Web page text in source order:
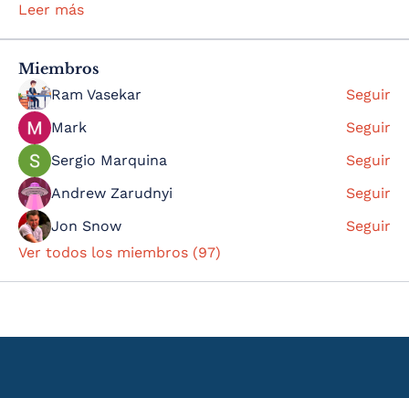
Leer más
Miembros
Ram Vasekar
Seguir
Mark
Seguir
Sergio Marquina
Seguir
Andrew Zarudnyi
Seguir
Jon Snow
Seguir
Ver todos los miembros (97)